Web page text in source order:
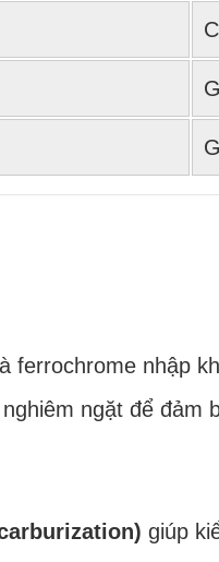
ferrochrome nhập
ngặt để đảm
giúp